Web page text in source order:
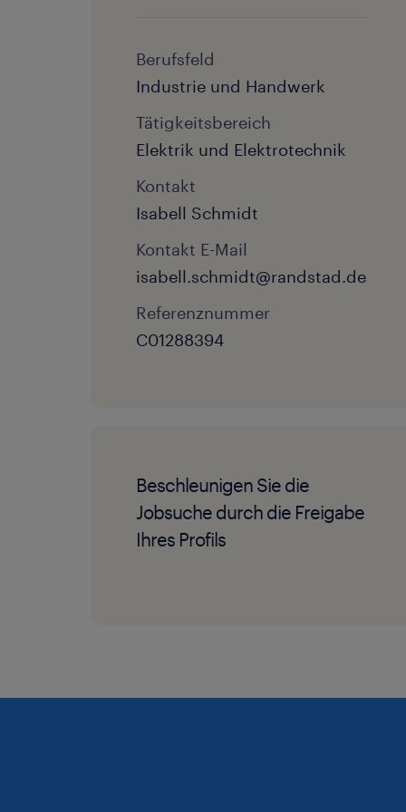
Berufsfeld
Industrie und Handwerk
Tätigkeitsbereich
Elektrik und Elektrotechnik
Kontakt
Isabell Schmidt
Kontakt E-Mail
isabell.schmidt@randstad.de
Referenznummer
C01288394
Beschleunigen Sie die
Jobsuche durch die Freigabe
Ihres Profils